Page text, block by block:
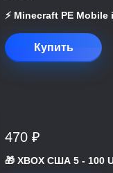
⚡️ Minecraft PE
Купить
470 ₽
🎁 XBOX США 5 - 100